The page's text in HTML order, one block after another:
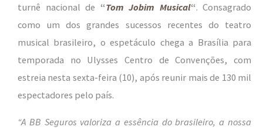
turnê nacional de “Tom Jobim Musical“. Consagrado
como um dos grandes sucessos recentes do teatro
musical brasileiro, o espetáculo chega a Brasília para
temporada no Ulysses Centro de Convenções, com
estreia nesta sexta-feira (10), após reunir mais de 130 mil
espectadores pelo país.
“A BB Seguros valoriza a essência do brasileiro, a nossa